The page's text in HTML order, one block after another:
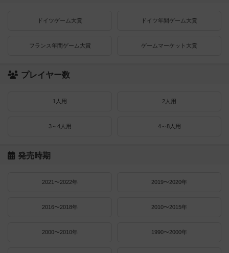
ドイツゲーム大賞 ドイツ年間ゲーム大賞
フランス年間ゲーム大賞 ゲームマーケット大賞
プレイヤー数
1人用 2人用
3～4人用 4～8人用
発売時期
2021〜2022年 2019〜2020年
2016〜2018年 2010〜2015年
2000〜2010年 1990〜2000年